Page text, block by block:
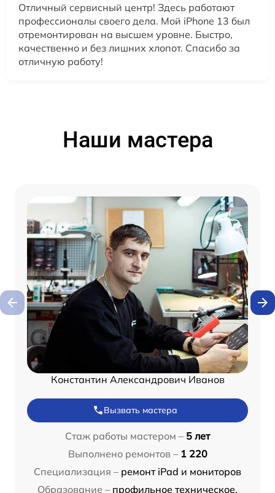
Отличный сервисный центр! Здесь работают
профессионалы своего дела. Мой iPhone 13 был
отремонтирован на высшем уровне. Быстро,
качественно и без лишних хлопот. Спасибо за
отличную работу!
Наши мастера
Константин Александрович Иванов
Вызвать мастера
Стаж работы мастером – 5 лет
Выполнено ремонтов – 1 220
Специализация – ремонт iPad и мониторов
Образование – профильное техническое,